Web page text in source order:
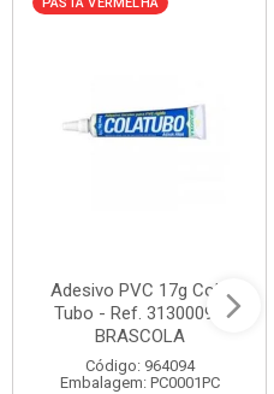
PASTA VERMELHA
Adesivo PVC 17g Cola
Tubo - Ref. 3130009 -
BRASCOLA
Código: 964094
Embalagem: PC0001PC